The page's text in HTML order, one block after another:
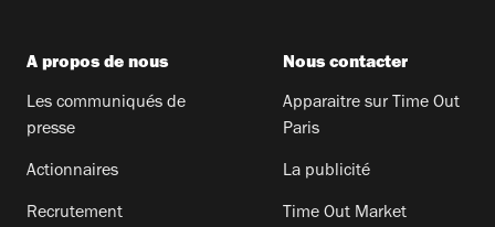
A propos de nous
Les communiqués de
presse
Actionnaires
Recrutement
Nous contacter
Apparaitre sur Time Out
Paris
La publicité
Time Out Market